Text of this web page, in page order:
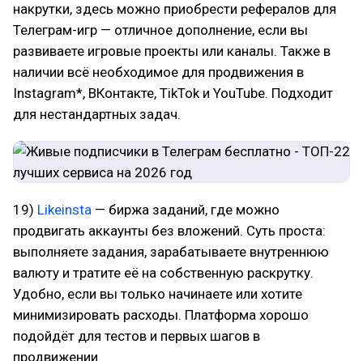
накрутки, здесь можно приобрести рефералов для
Телеграм-игр — отличное дополнение, если вы
развиваете игровые проекты или каналы. Также в
наличии всё необходимое для продвижения в
Instagram*, ВКонтакте, TikTok и YouTube. Подходит
для нестандартных задач.
19) Likeinsta — биржа заданий, где можно
продвигать аккаунты без вложений. Суть проста:
выполняете задания, зарабатываете внутреннюю
валюту и тратите её на собственную раскрутку.
Удобно, если вы только начинаете или хотите
минимизировать расходы. Платформа хорошо
подойдёт для тестов и первых шагов в
продвижении.